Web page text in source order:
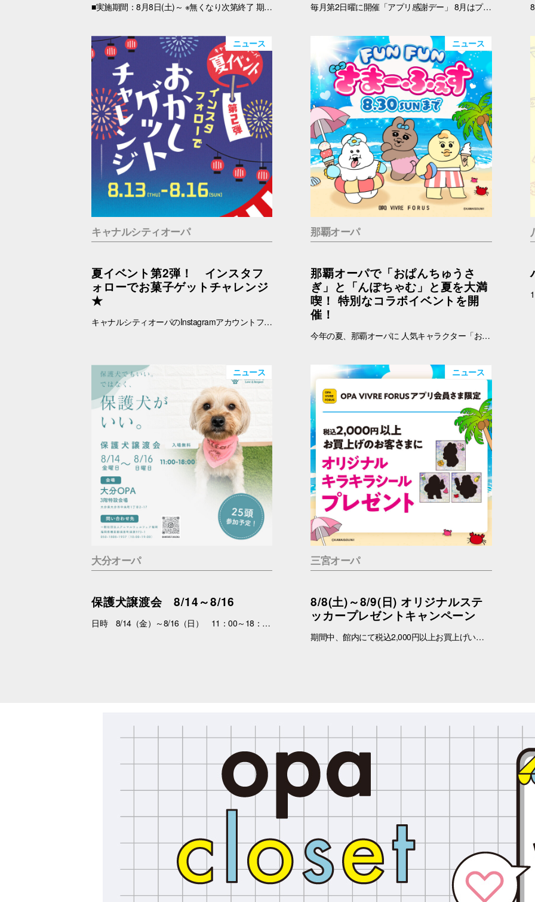
■実施期間：8月8日(土)～ ※無くなり次第終了 期間中、税込2,000円以上(合算可)お買上げのOPA VIVRE FORUSアプリ会員さま限定で、「キラキラシール」 をプレゼント！ アプリの【クーポン画面】と【税込2,000円以上のレシート(合算可)】をお持ちの上、引換場所にお越しくださいませ。 ※新百合丘オーパのレシートのみ対象。館をまたいだレシートの合算は不可。 ※絵柄はお選びいただけません。 ■レシート対象期間 2026年8月8日(土)～ ■引換場所・引換時間 引換場所：B1F インフォメーション 引換時間：10:00～21:00 ■注意事項 ※ノベルティは数量限定のため、なくなり次第終了となりますので予めご了承ください。 ※ノベルティの引き換えは、おひとりさま3枚までとなります。 ※お買上げレシートは、期間中の対象店舗のものに限ります（一部対象外のショップ・商品がございます） ※新百合丘オーパのレシートのみ対象。館をまたいだレシートの合算は不可。 ※絵柄はお選びいただけません。 ※画像はイメージです。 ＜レシート対象外ショップ＞ B1F：HIS 1F：調剤薬局 2F：フェリーチェデンタルクリニック、楽天モバイル、免許の窓口 4F：セレスの館 5F：ガールズミニョン、ガシャポンのデパート、ソフトバンク、なんぼや、ほけんの窓口 毎月第2日曜に開催「アプリ感謝デー」 8月はプラスマイルキャンペーンを実施いたします。 8月9日(日)に、オーパアプリを使ってお買物をすると、ランクに応じてアプリマイルが2倍以上になります。おトクな機会をお見逃しなく！ 【開催日】 8月9日(日) 【お買物プラスマイルキャンペーン】 8月9日(日)にオーパアプリを使ってお買物をすると、会員ランクに応じて下記のポイントが付与されます。 お会計の際にオーパアプリをレジスタッフにご提示ください。 【アプリマイル付与】 ダイヤモンド会員…1マイル＋1.5マイル プラチナ会員…1マイル＋1.3マイル ゴールド会員…1マイル＋1.2マイル シルバー会員…1マイル＋1.1マイル ブロンズ会員…1マイル＋1マイル ≪例≫・・・ダイヤモンド会員さまが期間中1万円以上のお買物 ➡通常10,000マイル＋15,000マイル＝合計25,000マイル ※プラス分のマイル加算予定日：2025年8月12日(水) ※期間中のプラスマイル分をまとめて加算します。 ※付与されるマイルはランクによって異なります。 ※キャンペーン最終日の営業終了時点のランクをもとに加算マイル数を算出いたします。 ※小数点以下の端数は切り捨てとなります。 -------------------------------------- ▽オーパ公式アプリダウンロードはこちら▽ App Storeはこちら Google Playはこちら ■オーパ公式アプリについて詳しくはこちら -------------------------------------- 【セルフレジではアプリマイルは付きません】 ※以下のお店ではショップスタッフのいるレジにて、オーパアプリをご提示ください。 ●2階 バーガーキング ●4階 セリア ●7階 無印良品 ※期間中にアプリを新規ダウンロードしていただいた方も対象となります。 ※一部対象外ショップがございます。 ➡詳しくはこちら -------------------------------------------
ニュース
キャナルシティオーパ
夏イベント第2弾！ インスタフ
ォローでお菓子ゲットチャレンジ
★
キャナルシティオーパのInstagramアカウントフォローでお菓子ゲットに挑戦！ あなたは最大何個ゲットできる？？！！ ■抽選日時：8.13(木) ～8.16(日) 11：00～19：00 ■抽選会場：B1F ラフェスタ内特設会場 ■参加条件：キャナルシティオーパのInstagramアカウント(＠canalcityopa)をフォロー 【注意事項】 ※参加の際はキャナルシティオーパアカウントのフォロー画面をご提示ください。 ※各日、景品がなくなり次第終了となります。 ※イラストはすべてイメージです。 ※おひとりさまにつき1回までご参加いただけます。
ニュース
那覇オーパ
那覇オーパで「おぱんちゅうさ
ぎ」と「んぽちゃむ」と夏を大満
喫！ 特別なコラボイベントを開
催！
今年の夏、那覇オーパに 人気キャラクター「おぱんちゅうさぎ」「んぽちゃむ」が登場します！ ポップでかわいいキービジュアルが館内を彩り、いつもと違うワクワクする空間に大変身。 さらに、スマホで気軽に参加できる「Summerデジタルスタンプラリー」など、楽しい企画が盛りだくさん！ お買い物をしながら、おぱんちゅうさぎたちと一緒に楽しい夏の思い出を作ってみませんか？ みなさまのご来店をお待ちしております！ ▼詳しくはコチラ▼ https://www.opa-club.com/contents/opanchuusagi_2026/ コラボ期間：2026年6月26日(金)～2025年8月30日(日) ※一部店舗では実施期間が異なります。 ※一部実施していない店舗がございます。
ニュース
大分オーパ
保護犬譲渡会 8/14～8/16
日時 8/14（金）～8/16（日） 11：00～18：00 場所 3F特設会場 内容 まずは会いにくるだけで大丈夫。 抱っこして、ふれあって、その子の魅力を感じてください。 あなたを待っている子がいます。 運命の出会いが、待っているかもしれません。 問合せ先 一般社団法人アニマルウェルフェア福岡 050-1808-1937（11：00～19：00）
ニュース
三宮オーパ
8/8(土)～8/9(日) オリジナルステ
ッカープレゼントキャンペーン
期間中、館内にて税込2,000円以上お買上げいただき、「OPA VIVRE FORUS アプリ」の対象画面をご提示いただいたお客さまに、先着でここでしか手に入らない「オリジナルキラキラステッカー」をプレゼントいたします！ ぜひこの機会に、お買い物と合わせて限定ノベルティをゲットしてください。 （※本企画は、アプリ会員さま限定となります） ■配布期間 2026年8月8日(土)～8月9日(日) ※各日の実施時間は、引換時間に準じます。 ※ノベルティはなくなり次第、配布を終了いたします。 ※一部実施していない店舗がございます。 ■ノベルティ内容 キラキラステッカー (全3種) ■引換条件 期間中、以下の2点を引換カウンターにてご提示ください。 ① 館内でお買上げいただいた、税込2,000円以上のレシート（合算可） ② 「OPA VIVRE FORUS アプリ」のクーポン画面 ■引換場所・引換時間 引換場所：1階 特設カウンター 引換時間：11:00 ～ 当日分がなくなり次第終了 ■注意事項 ※ノベルティは数量限定のため、なくなり次第終了となりますので予めご了承ください。 ※ノベルティはランダムでのお渡しとなります。重複した場合でも、種類の変更・交換はいたしかねます。 ※ノベルティの引き換えは、おひとりさま3枚までとなります。 ※お買上げレシートは、期間中の三宮オーパのものに限ります（一部対象外のショップ・商品がございます） ※三宮オーパのレシートのみ対象。館をまたいだレシートの合算は不可。 ※画像はイメージです。実際のノベルティとは異なる場合がございます。 ▼詳しくはコチラ▼ https://www.opa-club.com/contents/opanchuusagi_2026/ ▼アプリについて詳しくはこちら！ ▼ https://www.opa-club.com/contents/app/